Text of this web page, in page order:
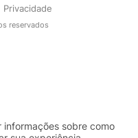
Privacidade
reservados
informações sobre como